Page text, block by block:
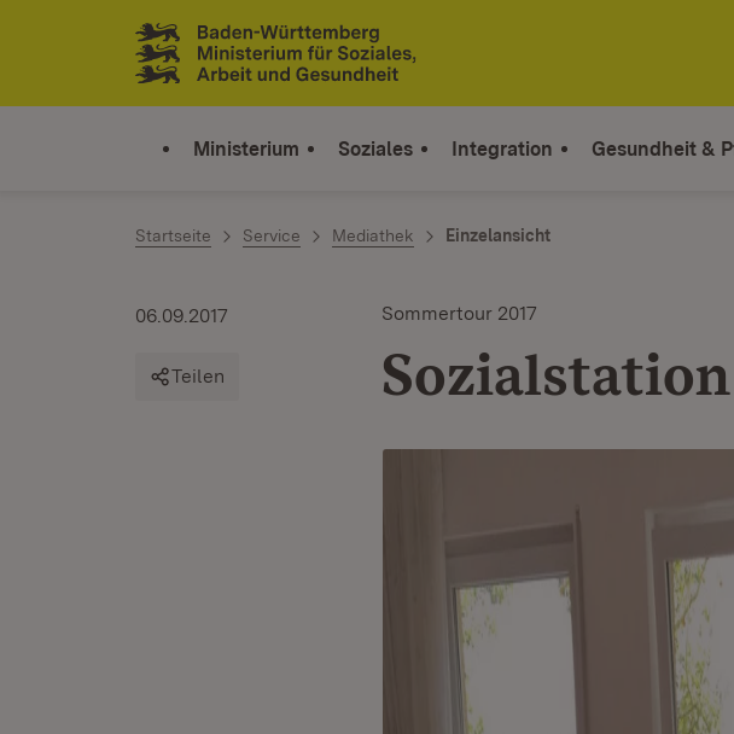
Zum Inhalt springen
Link zur Startseite
Ministerium Soziales Integration Gesundheit &
Startseite Service Mediathek Einzelansicht
Sommertour 2017
06.09.2017
Teilen